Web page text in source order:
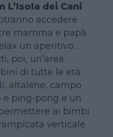
L’Isola dei Cani
accedere
mamma e papà
un aperitivo…
poi, un’area
di tutte le età
altalene, campo
e ping-pong e un
ai bimbi
verticale